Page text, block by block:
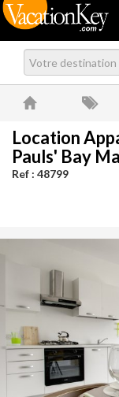
Location
Pauls' Bay
Ref : 48799